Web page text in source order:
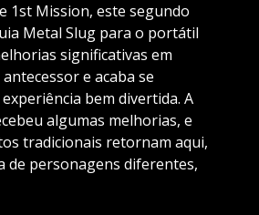
1st Mission, este segundo
Metal Slug para o portátil
significativas em
e acaba se
bem divertida. A
algumas melhorias, e
tradicionais retornam aqui,
de personagens diferentes,